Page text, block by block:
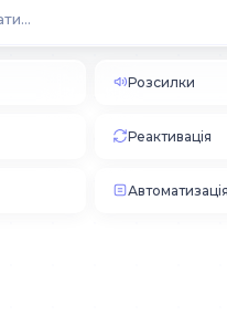
Розсилки
Реактивація